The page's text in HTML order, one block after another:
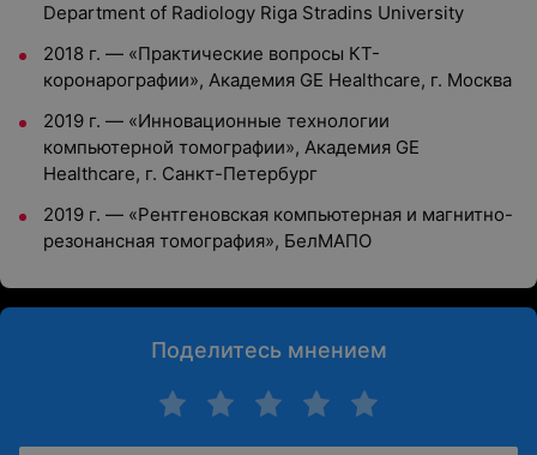
Department of Radiology Riga Stradins University
2018 г. — «Практические вопросы КТ-
коронарографии», Академия GE Healthcare, г. Москва
2019 г. — «Инновационные технологии
компьютерной томографии», Академия GE
Healthcare, г. Санкт-Петербург
2019 г. — «Рентгеновская компьютерная и магнитно-
резонансная томография», БелМАПО
Поделитесь мнением